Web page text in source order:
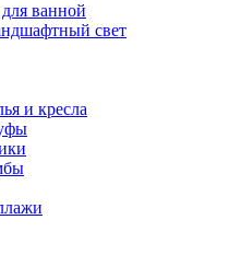
ванной
свет
и кресла